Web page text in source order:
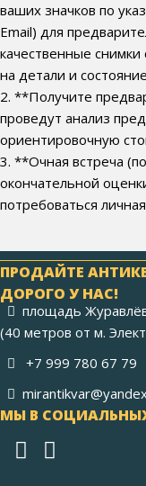
ваших значков по
Email) для
качественные
на детали и
2. **Получите
проведут анализ
ориентировочную
3. **Очная встреча
окончательной
потребоваться
ПРОДАЙТЕ
ДОРОГО У НАС!
площадь
(40 метров от м.
+7 999 780 67 79
МЫ В